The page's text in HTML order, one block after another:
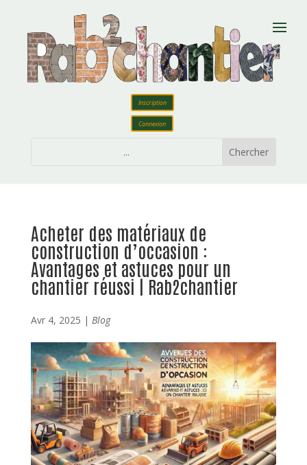
Inscription
Connexion
Acheter des matériaux de
construction d’occasion :
Avantages et astuces pour un
chantier réussi | Rab2chantier
Avr 4, 2025 | Blog